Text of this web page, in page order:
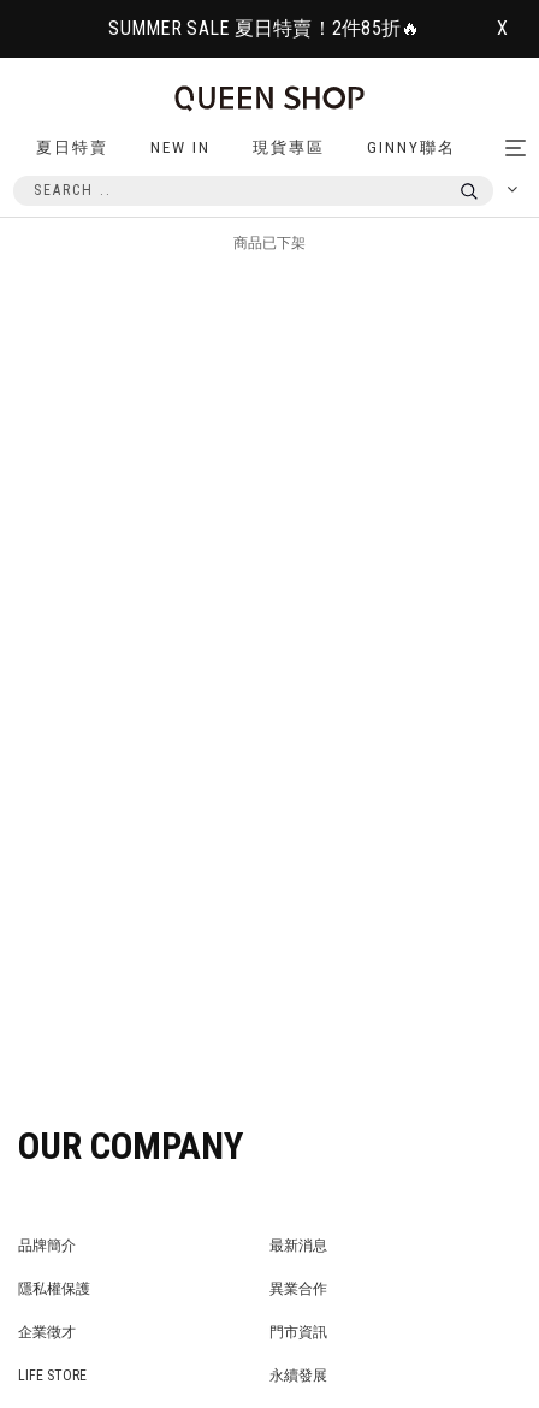
SUMMER SALE 夏日特賣！2件85折🔥 X
夏日特賣 NEW IN 現貨專區 GINNY聯名
商品已下架
OUR COMPANY
品牌簡介
最新消息
隱私權保護
異業合作
企業徵才
門市資訊
LIFE STORE
永續發展